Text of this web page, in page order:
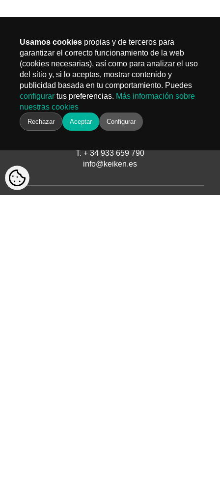
Usamos cookies propias y de terceros para
garantizar el correcto funcionamiento de la web
(cookies necesarias), así como para analizar el uso
del sitio y, si lo aceptas, mostrar contenido y
publicidad basada en tu comportamiento. Puedes
configurar tus preferencias. Más información sobre
nuestras cookies
Rechazar Aceptar Configurar
MADRID
Carr. Fuencarral 3, Edif 4
28108 Alcobendas, Madrid
T.+ 34 910 577 254
BARCELONA
Avinguda del Castell de Barberà, 9
T. + 34 933 659 790
info@keiken.es